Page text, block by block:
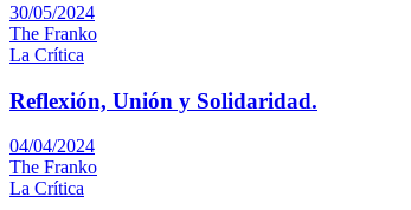
30/05/2024
The Franko
La Crítica
Reflexión, Unión y Solidaridad.
04/04/2024
The Franko
La Crítica